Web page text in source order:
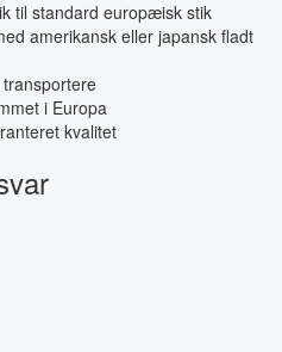
til standard europæisk stik
amerikansk eller japansk fladt
i Europa
kvalitet